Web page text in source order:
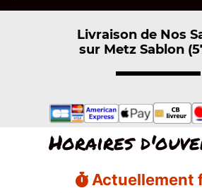
Livraison de Nos
sur Metz Sablon
Horaires
Actuellement